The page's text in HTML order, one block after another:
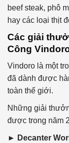
beef steak, phô
hay các loại thịt
Các giải
Công
Vindoro là một
đã dành được
toàn thế giới.
Những giải
được trong năm
► Decanter